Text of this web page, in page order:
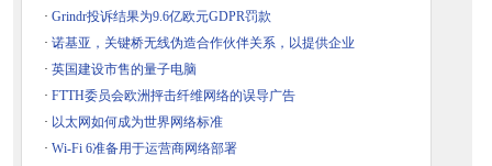
· Grindr投诉结果为9.6亿欧元GDPR罚款
· 诺基亚，关键桥无线伪造合作伙伴关系，以提供企业
· 英国建设市售的量子电脑
· FTTH委员会欧洲抨击纤维网络的误导广告
· 以太网如何成为世界网络标准
· Wi-Fi 6准备用于运营商网络部署